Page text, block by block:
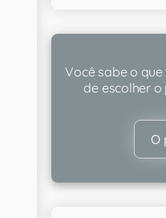
Você sabe o
de escolher
O